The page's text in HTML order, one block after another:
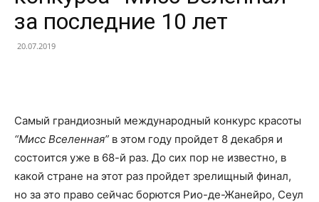
за последние 10 лет
20.07.2019
Самый грандиозный международный конкурс красоты
“Мисс Вселенная” в этом году пройдет 8 декабря и
состоится уже в 68-й раз. До сих пор не известно, в
какой стране на этот раз пройдет зрелищный финал,
но за это право сейчас борются Рио-де-Жанейро, Сеул